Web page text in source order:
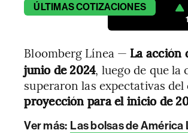
ÚLTIMASCOTIZACIONES
Bloomberg Línea — La acción
junio de 2024, luego de que la
superaron las expectativas
proyección para el inicio de
Ver más: Las bolsas de